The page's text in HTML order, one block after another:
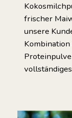
frischer
unsere